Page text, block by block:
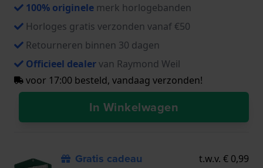
100% originele merk horlogebanden
Horloges gratis verzonden vanaf €50
Retourneren binnen 30 dagen
Officieel dealervan Raymond Weil
voor 17:00 besteld, vandaag verzonden!
In Winkelwagen
Gratis cadeau t.w.v. € 0,99